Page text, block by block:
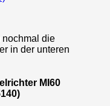
nochmal die
in der unteren
MI60